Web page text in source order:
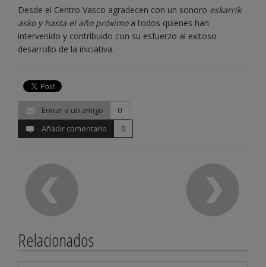
Desde el Centro Vasco agradecen con un sonoro eskarrik
asko y hasta el año próximoa todos quienes han
intervenido y contribuido con su esfuerzo al exitoso
desarrollo de la iniciativa.
Enviar a un amigo
0
Añadir comentario
0
Relacionados